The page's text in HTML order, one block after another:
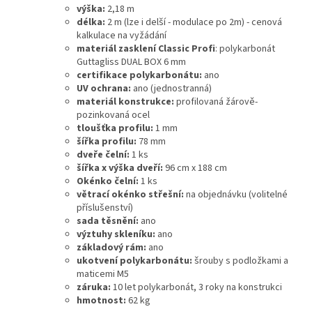
výška: 2,18 m
délka: 2 m (lze i delší - modulace po 2m) - cenová
kalkulace na vyžádání
materiál zasklení Classic Profi: polykarbonát
Guttagliss DUAL BOX 6 mm
certifikace polykarbonátu: ano
UV ochrana: ano (jednostranná)
materiál konstrukce: profilovaná žárově-
pozinkovaná ocel
tloušťka profilu: 1 mm
šířka profilu: 78 mm
dveře čelní: 1 ks
šířka x výška dveří: 96 cm x 188 cm
Okénko čelní: 1 ks
větrací okénko střešní: na objednávku (volitelné
příslušenství)
sada těsnění: ano
výztuhy skleníku: ano
základový rám: ano
ukotvení polykarbonátu: šrouby s podložkami a
maticemi M5
záruka: 10 let polykarbonát, 3 roky na konstrukci
hmotnost: 62 kg